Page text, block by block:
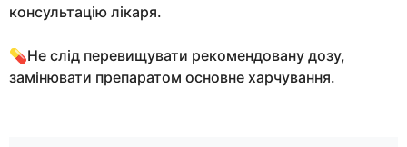
консультацію лікаря.
💊Не слід перевищувати рекомендовану дозу,
замінювати препаратом основне харчування.